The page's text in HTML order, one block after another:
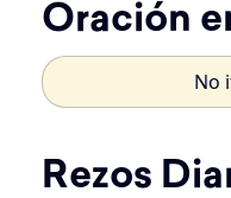
Oración
No
Rezos